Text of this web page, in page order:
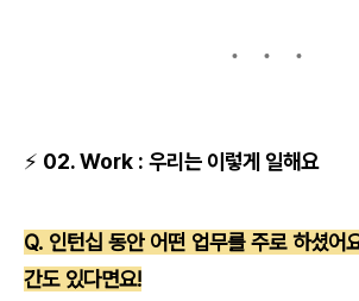
⚡ 02. Work : 우리는 이렇게 일해요
Q. 인턴십 동안 어떤 업무를 주로 하셨어
간도 있다면요!